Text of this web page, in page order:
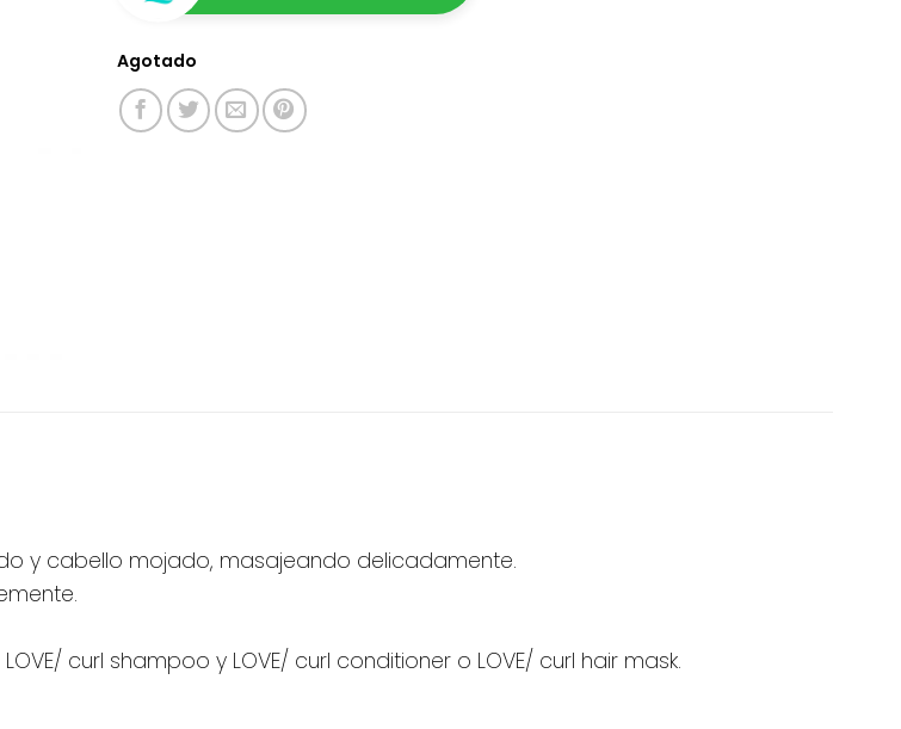
Agotado
y cabello mojado, masajeando delicadamente.
curl shampoo y LOVE/ curl conditioner o LOVE/ curl hair mask.